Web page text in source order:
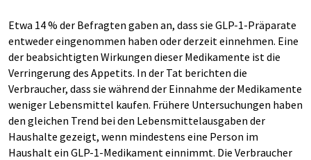
Etwa 14 % der Befragten gaben an, dass sie GLP-1-Präparate
entweder eingenommen haben oder derzeit einnehmen. Eine
der beabsichtigten Wirkungen dieser Medikamente ist die
Verringerung des Appetits. In der Tat berichten die
Verbraucher, dass sie während der Einnahme der Medikamente
weniger Lebensmittel kaufen. Frühere Untersuchungen haben
den gleichen Trend bei den Lebensmittelausgaben der
Haushalte gezeigt, wenn mindestens eine Person im
Haushalt ein GLP-1-Medikament einnimmt. Die Verbraucher